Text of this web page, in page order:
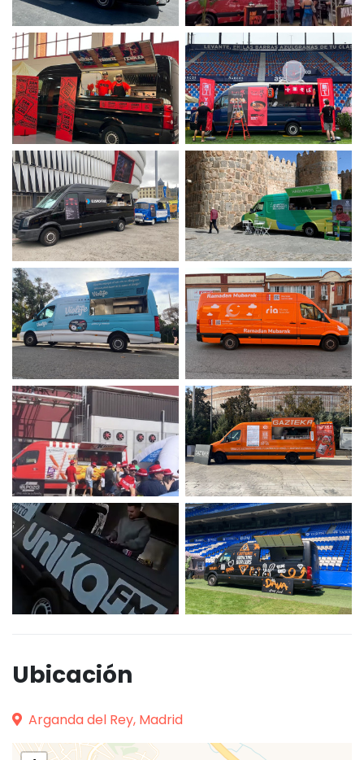
Ubicación
Arganda del Rey, Madrid